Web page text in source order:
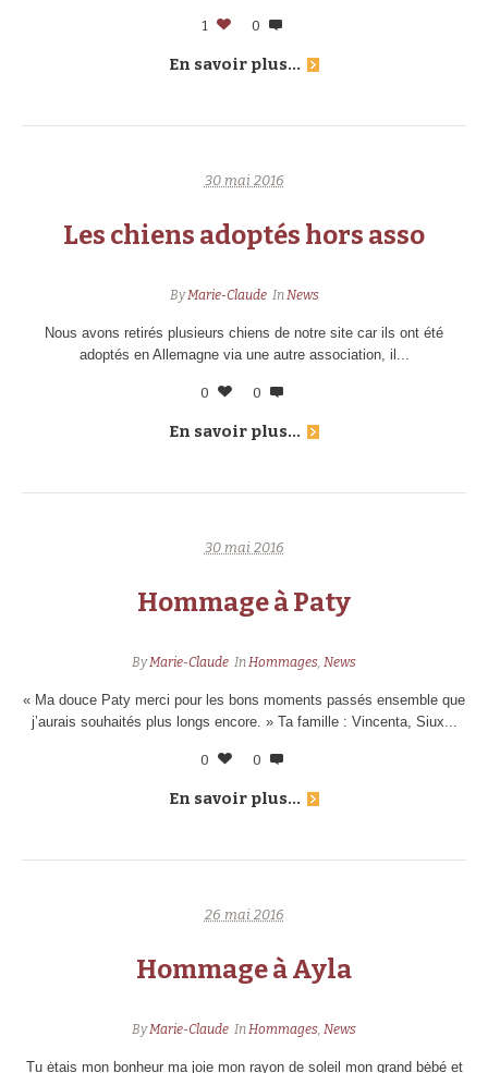
1 0
En savoir plus...
30 mai 2016
Les chiens adoptés hors asso
ByMarie-Claude InNews
Nous avons retirés plusieurs chiens de notre site car ils ont été
adoptés en Allemagne via une autre association, il...
0 0
En savoir plus...
30 mai 2016
Hommage à Paty
ByMarie-Claude InHommages, News
« Ma douce Paty merci pour les bons moments passés ensemble que
j’aurais souhaités plus longs encore. » Ta famille : Vincenta, Siux...
0 0
En savoir plus...
26 mai 2016
Hommage à Ayla
ByMarie-Claude InHommages, News
Tu ėtais mon bonheur ma joie mon rayon de soleil mon grand bėbé et